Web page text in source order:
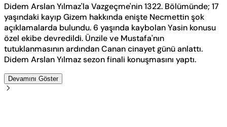
Didem Arslan Yılmaz'la Vazgeçme'nin 1322. Bölümünde; 17
yaşındaki kayıp Gizem hakkında enişte Necmettin şok
açıklamalarda bulundu. 6 yaşında kaybolan Yasin konusu
özel ekibe devredildi. Ünzile ve Mustafa'nın
tutuklanmasının ardından Canan cinayet günü anlattı.
Didem Arslan Yılmaz sezon finali konuşmasını yaptı.
Devamını Göster